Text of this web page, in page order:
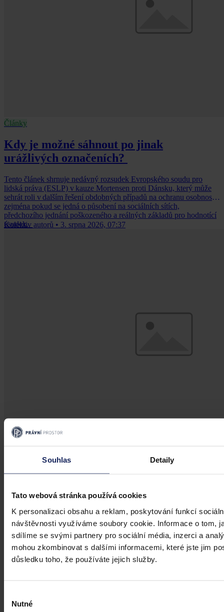
Souhlas Detaily
Tato webová stránka používá cookies
K personalizaci obsahu a reklam, poskytování funkcí
návštěvnosti využíváme soubory cookie. Informace o tom,
sdílíme se svými partnery pro sociální média, inzerci a
mohou zkombinovat s dalšími informacemi, které jste jim
důsledku toho, že používáte jejich služby.
souhlasu
Nutné
Články
Kdy je možné sáhnout po jinak
urážlivých označeních?
Tento článek shrnuje nedávný rozsudek Evropského soudu pro
lidská práva (ESLP) v kauze Mortensen proti Dánsku, který může
sehrát roli v dalším řešení obdobných případů na ochranu osobnosti,
zejména pokud se jedná o působení na sociálních sítích,
předchozího jednání poškozeného a reálných základů pro hodnotící
úsudek.
Kolektiv autorů • 3. srpna 2026, 07:37
Budoucnost dokazování před soudy v
Umělá inteligence změní soudní proces. Je možné dnes považovat
digitální důkazy za věrohodné? Výzvy pro justici v době AI.
Hana Marešová • 31. července 2026, 07:36